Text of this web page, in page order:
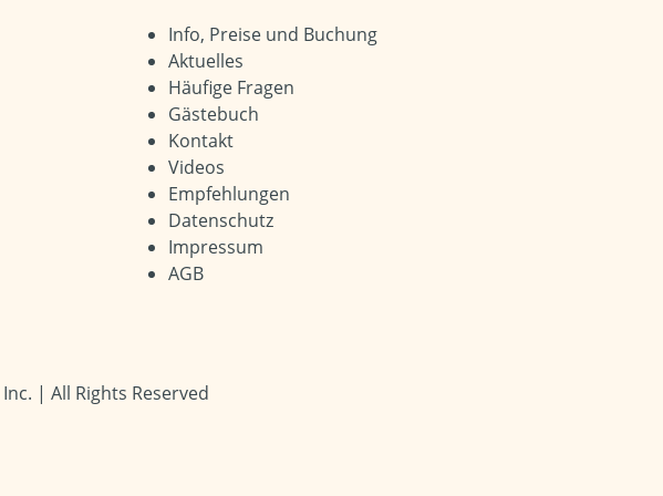
Info, Preise und Buchung
Aktuelles
Häufige Fragen
Gästebuch
Kontakt
Videos
Empfehlungen
Datenschutz
Impressum
AGB
| All Rights Reserved